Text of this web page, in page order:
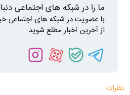
ما را در شبکه های اجتماعی
با عضویت در شبکه های اجتماعی
از آخرین اخبار مطلع شوید
نظرات